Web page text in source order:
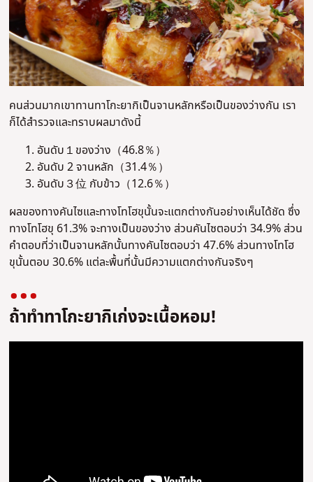
คนส่วนมากเขาทานทาโกะยากิเป็นจานหลักหรือเป็นของว่างกัน เรา
ก็ได้สำรวจและทราบผลมาดังนี้
อันดับ１ของว่าง（46.8％）
อันดับ 2 จานหลัก（31.4％）
อันดับ３位 กับข้าว（12.6％）
ผลของทางคันไซและทางโทโฮขุนั้นจะแตกต่างกันอย่างเห็นได้ชัด ซึ่ง
ทางโทโฮขุ 61.3% จะทางเป็นของว่าง ส่วนคันไซตอบว่า 34.9% ส่วน
คำตอบที่ว่าเป็นจานหลักนั้นทางคันไซตอบว่า 47.6% ส่วนทางโทโฮ
ขุนั้นตอบ 30.6% แต่ละพื้นที่นั้นมีความแตกต่างกันจริงๆ
ถ้าทำทาโกะยากิเก่งจะเนื้อหอม!